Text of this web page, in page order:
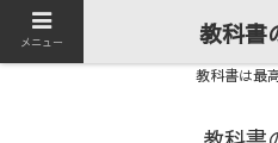
教科書は最
メニュー 教科書